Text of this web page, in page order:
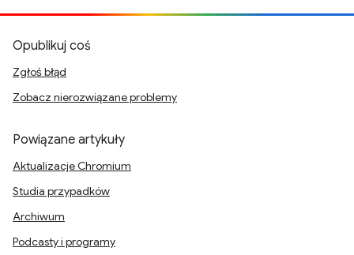
Opublikuj coś
Zgłoś błąd
Zobacz nierozwiązane problemy
Powiązane artykuły
Aktualizacje Chromium
Studia przypadków
Archiwum
Podcasty i programy